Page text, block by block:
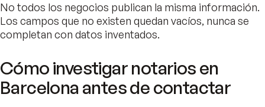
No todos los negocios publican la misma información.
Los campos que no existen quedan vacíos, nunca se
completan con datos inventados.
Cómo investigar notarios en
Barcelona antes de contactar